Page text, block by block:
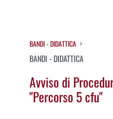
BANDI - DIDATTICA
BANDI - DIDATTICA
Avviso di
"Percorso 5 cfu"